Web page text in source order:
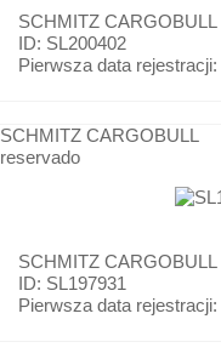
SCHMITZ CARGOBULL
ID: SL200402
Pierwsza data rejestracji:
SCHMITZ CARGOBULL
reservado
SCHMITZ CARGOBULL
ID: SL197931
Pierwsza data rejestracji: